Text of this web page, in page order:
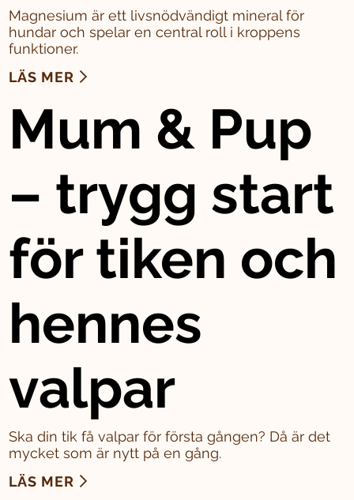
Magnesium är ett livsnödvändigt mineral för
hundar och spelar en central roll i kroppens
funktioner.
LÄS MER
Mum & Pup
– trygg start
för tiken och
hennes
valpar
Ska din tik få valpar för första gången? Då är det
mycket som är nytt på en gång.
LÄS MER